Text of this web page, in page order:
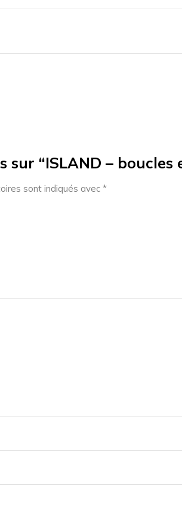
“ISLAND –
sont indiqués avec *